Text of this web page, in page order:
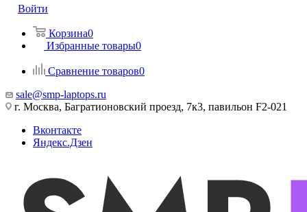
Войти
Корзина0
Избранные товары0
Сравнение товаров0
sale@smp-laptops.ru
г. Москва, Багратионовский проезд, 7к3, павильон F2-021
Вконтакте
Яндекс.Дзен